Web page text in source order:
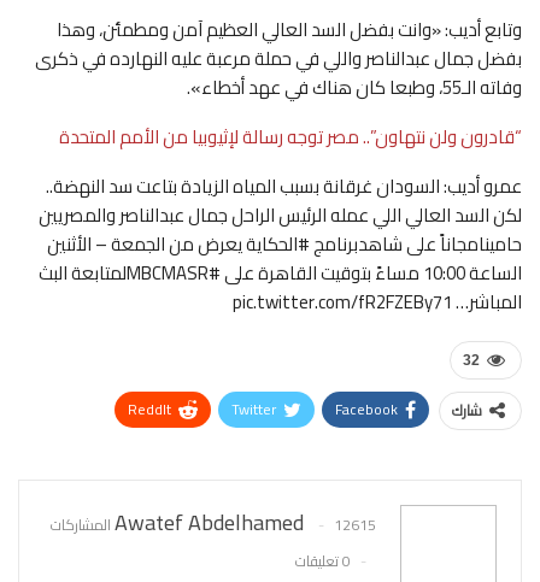
وتابع أديب: «وانت بفضل السد العالي العظيم آمن ومطمئن، وهذا
بفضل جمال عبدالناصر واللي في حملة مرعبة عليه النهارده في ذكرى
وفاته الـ55، وطبعا كان هناك في عهد أخطاء».
“قادرون ولن نتهاون”.. مصر توجه رسالة لإثيوبيا من الأمم المتحدة
عمرو أديب: السودان غرقانة بسبب المياه الزيادة بتاعت سد النهضة..
لكن السد العالي اللي عمله الرئيس الراحل جمال عبدالناصر والمصريين
حامينامجاناً على شاهدبرنامج #الحكاية يعرض من الجمعة – الأثنين
الساعة 10:00 مساءً بتوقيت القاهرة على #MBCMASRلمتابعة البث
المباشر… pic.twitter.com/fR2FZEBy71
32
شارك Facebook
Twitter
ReddIt
Awatef Abdelhamed
12615 المشاركات
0 تعليقات